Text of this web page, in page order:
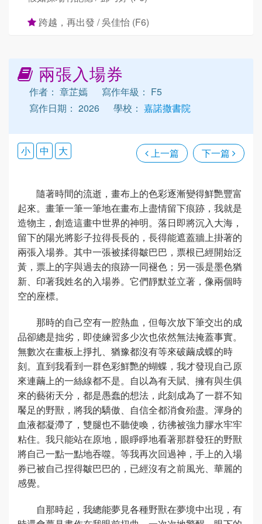
跨越，再出發 / 吳佳怡 (F6)
兩張入場券
作者： 章芷嫣
寫作年級： F5
寫作日期： 2026
學校： 嘉諾撒書院
上一篇 下一篇
小 中 大
隨著時間的流逝，畫布上的色彩逐漸變得鮮艷豐富
起來。畫筆一筆一筆地在畫布上盡情留下痕跡，我就是
造物主，創造這畫中世界的神明。落日即將沉入大海，
留下的陽光將影子拉得長長的，長得能遮蓋牆上掛著的
兩張入場券。其中一張被揉得皺巴巴，票根已經開始泛
黃，票上的字與過去的痕跡一同褪色；另一張是墨色猶
新、印著我姓名的入場券。它們靜默並立著，像兩個時
空的座標。
那時的自己空有一腔熱血，但每次放下筆交出的成
品卻總是拙劣，即使練習多少次也依然無法掩蓋事實。
無數次在畫板上掙扎、猶豫都沒有等來破繭成蝶的時
刻。直到我看到一群色彩鮮艷的蝴蝶，我才發現自己原
來連繭上的一絲線都不是。自以為有天賦、擁有與生俱
來的藝術天分，都是愚蠢的想法，此刻成為了一群不知
饜足的野獸，將我的驕傲、自信全都消食殆盡。渾身的
血液都凝滯了，雙腿也不聽使喚，彷彿被強力膠水牢牢
粘住。我只能站在原地，眼睜睜地看著那群發狂的野獸
將自己一點一點地吞噬。等我再次回過神，手上的入場
券已被自己捏得皺巴巴的，已經沒有之前風光、華麗的
感覺。
自那時起，我總能夢見各種野獸在夢境中出現，有